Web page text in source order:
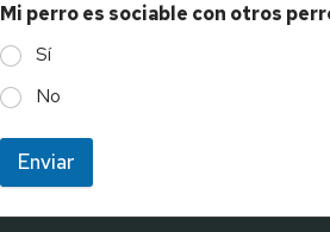
Mi perro es sociable con otros
Sí
No
Enviar